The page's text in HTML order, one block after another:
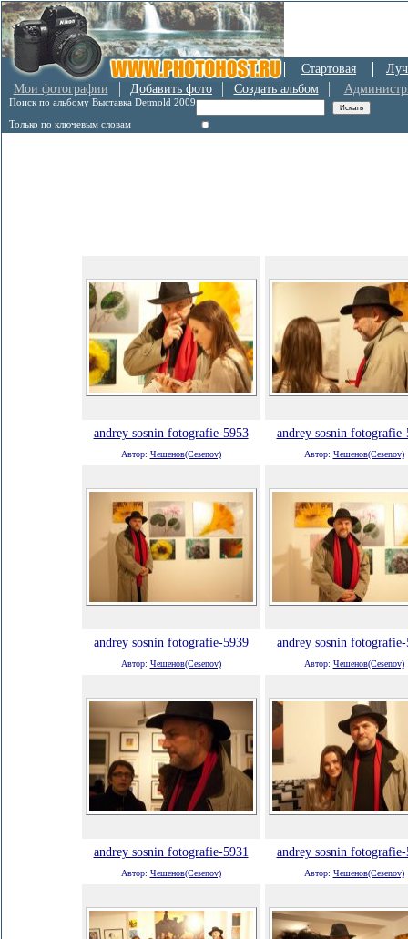
Стартовая
Мои фотографии
Добавить фото Создать альбом
Поиск по альбому Выставка Detmold 2009
Только по ключевым словам
andrey sosnin fotografie-5953 andrey sosnin fotografie-
Автор: Чешенов(Cesenov) Автор: Чешенов(Cesenov)
andrey sosnin fotografie-5939 andrey sosnin fotografie-
Автор: Чешенов(Cesenov) Автор: Чешенов(Cesenov)
andrey sosnin fotografie-5931 andrey sosnin fotografie-
Автор: Чешенов(Cesenov) Автор: Чешенов(Cesenov)